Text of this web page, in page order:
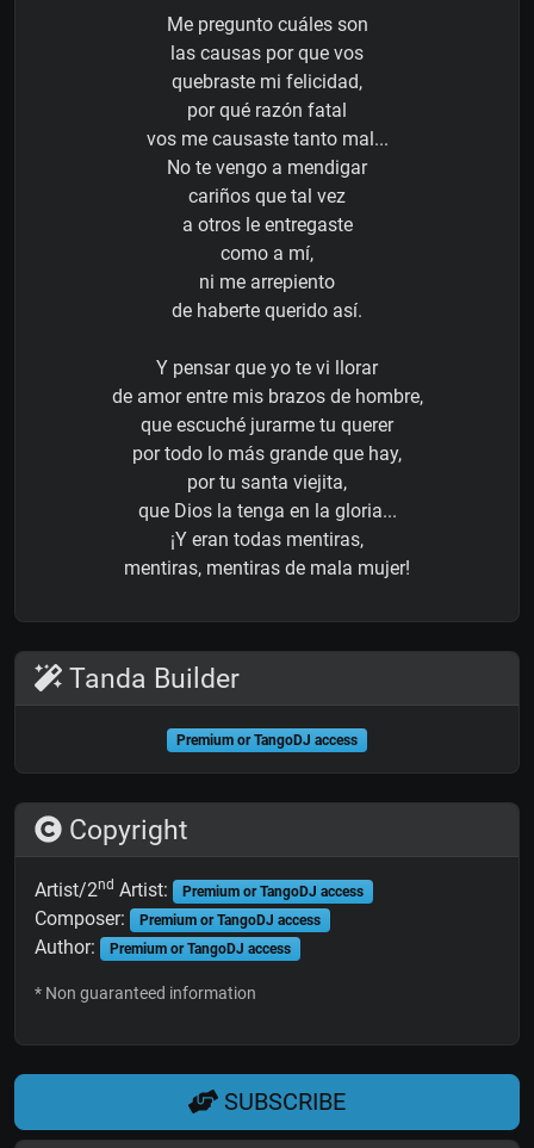
Me pregunto cuáles son
las causas por que vos
quebraste mi felicidad,
por qué razón fatal
vos me causaste tanto mal...
No te vengo a mendigar
cariños que tal vez
a otros le entregaste
como a mí,
ni me arrepiento
de haberte querido así.
Y pensar que yo te vi llorar
de amor entre mis brazos de hombre,
que escuché jurarme tu querer
por todo lo más grande que hay,
por tu santa viejita,
que Dios la tenga en la gloria...
¡Y eran todas mentiras,
mentiras, mentiras de mala mujer!
Tanda Builder
Premium or TangoDJ access
Copyright
Artist/2nd Artist: Premium or TangoDJ access
Composer: Premium or TangoDJ access
Author: Premium or TangoDJ access
* Non guaranteed information
SUBSCRIBE